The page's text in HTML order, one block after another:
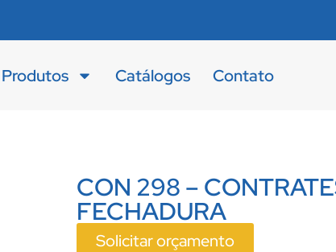
Produtos Catálogos Contato
CON 298 –
FECHADURA
Solicitar orçamento